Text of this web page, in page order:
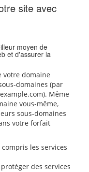
site avec
moyen de
et d'assurer la
votre domaine
domaines (par
Même
vous-même,
sous-domaines
votre forfait
les services
des services